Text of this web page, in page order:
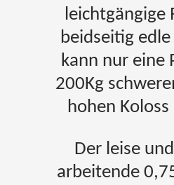
leichtgängige
beidseitig
kann nur eine
200Kg
hohen
Der leise
arbeitende